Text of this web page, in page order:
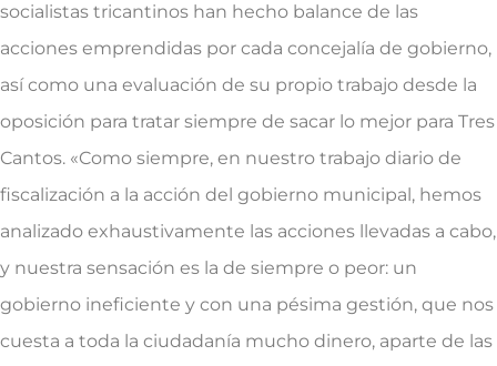
socialistas tricantinos han hecho balance de las
acciones emprendidas por cada concejalía de gobierno,
así como una evaluación de su propio trabajo desde la
oposición para tratar siempre de sacar lo mejor para Tres
Cantos. «Como siempre, en nuestro trabajo diario de
fiscalización a la acción del gobierno municipal, hemos
analizado exhaustivamente las acciones llevadas a cabo,
y nuestra sensación es la de siempre o peor: un
gobierno ineficiente y con una pésima gestión, que nos
cuesta a toda la ciudadanía mucho dinero, aparte de las